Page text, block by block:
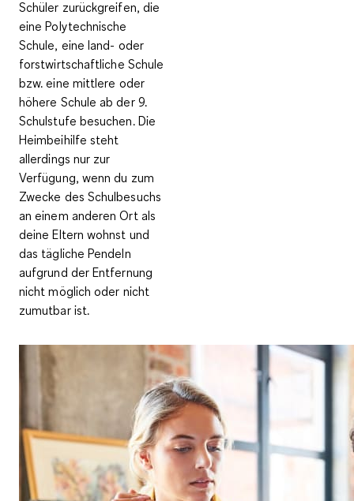
Schüler zurückgreifen, die
eine Polytechnische
Schule, eine land- oder
forstwirtschaftliche Schule
bzw. eine mittlere oder
höhere Schule ab der 9.
Schulstufe besuchen. Die
Heimbeihilfe steht
allerdings nur zur
Verfügung, wenn du zum
Zwecke des Schulbesuchs
an einem anderen Ort als
deine Eltern wohnst und
das tägliche Pendeln
aufgrund der Entfernung
nicht möglich oder nicht
zumutbar ist.